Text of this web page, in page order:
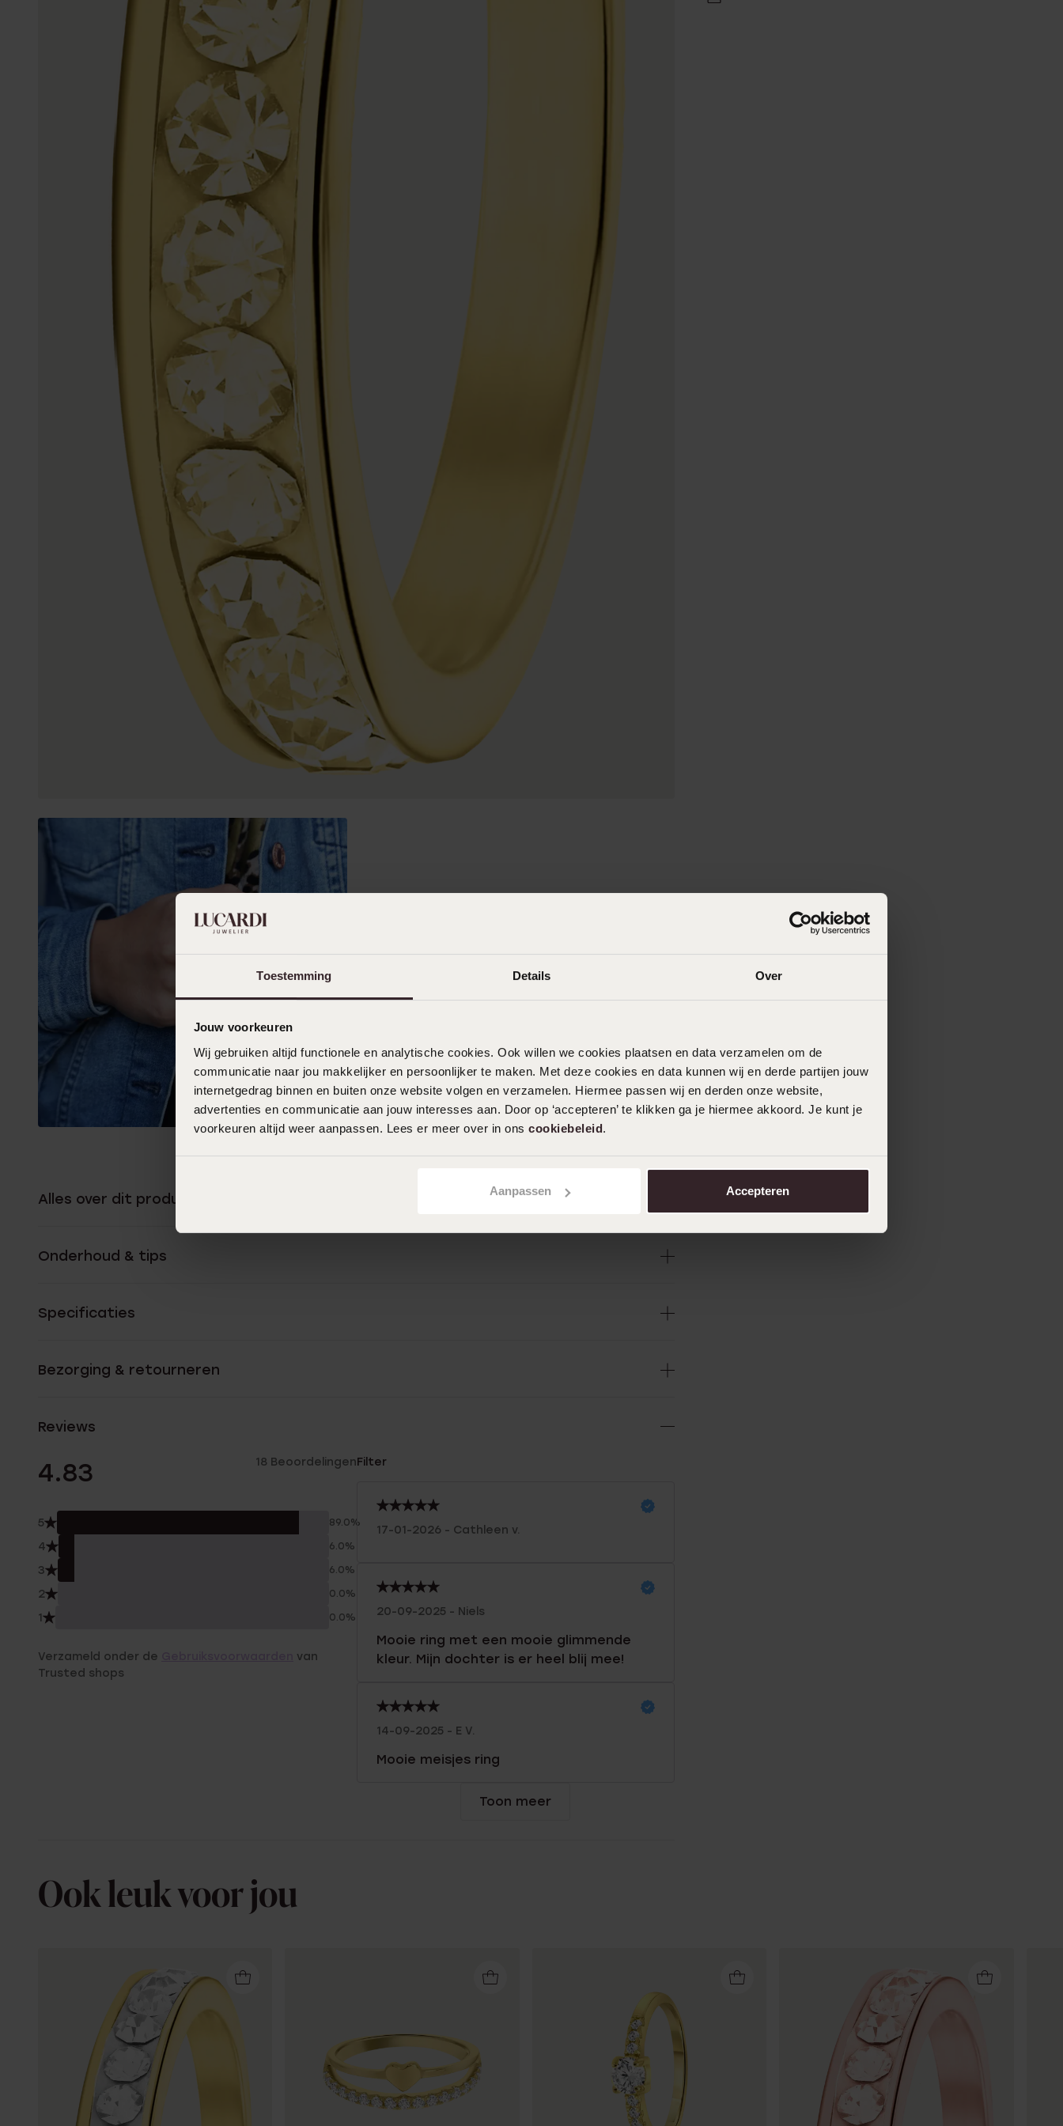
Toestemming Details Over
Jouw voorkeuren
Wij gebruiken altijd functionele en analytische cookies. Ook willen we cookies plaatsen en data verzamelen om de
communicatie naar jou makkelijker en persoonlijker te maken. Met deze cookies en data kunnen wij en derde partijen jouw
internetgedrag binnen en buiten onze website volgen en verzamelen. Hiermee passen wij en derden onze website,
advertenties en communicatie aan jouw interesses aan. Door op ‘accepteren’ te klikken ga je hiermee akkoord. Je kunt je
voorkeuren altijd weer aanpassen. Lees er meer over in ons cookiebeleid.
Aanpassen Accepteren
Alles over dit product
Onderhoud & tips
Specificaties
Bezorging & retourneren
Reviews
4.83 18 Beoordelingen
5 89.0%
4 6.0%
3 6.0%
2 0.0%
1 0.0%
Verzameld onder de
van
Trusted shops
Filter
17-01-2026 - Cathleen v.
20-09-2025 - Niels
Mooie ring met een mooie glimmende
kleur. Mijn dochter is er heel blij mee!
14-09-2025 - E V.
Mooie meisjes ring
Toon meer
Ook leuk voor jou